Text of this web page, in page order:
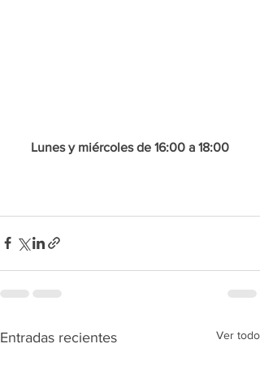
Lunes y miércoles de 16:00 a 18:00
Entradas recientes Ver todo